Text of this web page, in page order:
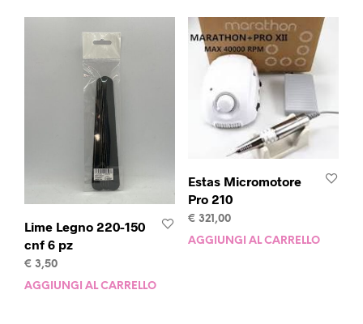
Lime Legno 220-150
cnf 6 pz
€ 3,50
AGGIUNGI AL CARRELLO
Estas Micromotore
Pro 210
€ 321,00
AGGIUNGI AL CARRELLO